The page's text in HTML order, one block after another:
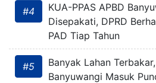
#4
KUA-PPAS APBD
Disepakati, DPRD
PAD Tiap Tahun
#5
Banyak Lahan
Banyuwangi Masuk